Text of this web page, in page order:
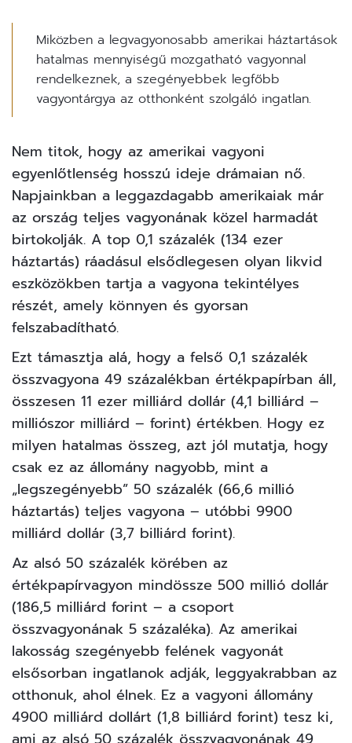
Miközben a legvagyonosabb amerikai háztartások
hatalmas mennyiségű mozgatható vagyonnal
rendelkeznek, a szegényebbek legfőbb
vagyontárgya az otthonként szolgáló ingatlan.
Nem titok, hogy az amerikai vagyoni
egyenlőtlenség hosszú ideje drámaian nő.
Napjainkban a leggazdagabb amerikaiak már
az ország teljes vagyonának közel harmadát
birtokolják. A top 0,1 százalék (134 ezer
háztartás) ráadásul elsődlegesen olyan likvid
eszközökben tartja a vagyona tekintélyes
részét, amely könnyen és gyorsan
felszabadítható.
Ezt támasztja alá, hogy a felső 0,1 százalék
összvagyona 49 százalékban értékpapírban áll,
összesen 11 ezer milliárd dollár (4,1 billiárd –
milliószor milliárd – forint) értékben. Hogy ez
milyen hatalmas összeg, azt jól mutatja, hogy
csak ez az állomány nagyobb, mint a
„legszegényebb” 50 százalék (66,6 millió
háztartás) teljes vagyona – utóbbi 9900
milliárd dollár (3,7 billiárd forint).
Az alsó 50 százalék körében az
értékpapírvagyon mindössze 500 millió dollár
(186,5 milliárd forint – a csoport
összvagyonának 5 százaléka). Az amerikai
lakosság szegényebb felének vagyonát
elsősorban ingatlanok adják, leggyakrabban az
otthonuk, ahol élnek. Ez a vagyoni állomány
4900 milliárd dollárt (1,8 billiárd forint) tesz ki,